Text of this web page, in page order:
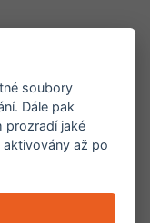
roku
ordinace
– 2017/2019
s.r.o.
soubory
Dále pak
prozradí jaké
až po